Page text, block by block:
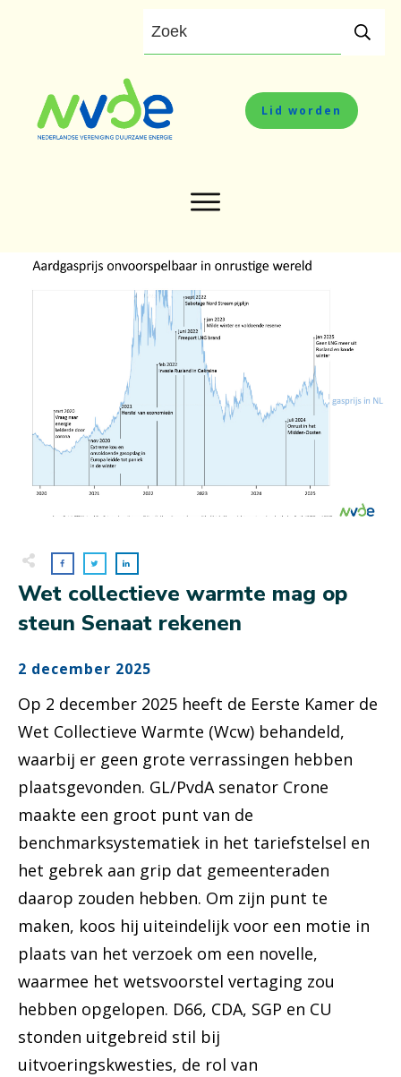
Lid worden
Wet collectieve warmte mag op
steun Senaat rekenen
2 december 2025
Op 2 december 2025 heeft de Eerste Kamer de
Wet Collectieve Warmte (Wcw) behandeld,
waarbij er geen grote verrassingen hebben
plaatsgevonden. GL/PvdA senator Crone
maakte een groot punt van de
benchmarksystematiek in het tariefstelsel en
het gebrek aan grip dat gemeenteraden
daarop zouden hebben. Om zijn punt te
maken, koos hij uiteindelijk voor een motie in
plaats van het verzoek om een novelle,
waarmee het wetsvoorstel vertaging zou
hebben opgelopen. D66, CDA, SGP en CU
stonden uitgebreid stil bij
uitvoeringskwesties, de rol van